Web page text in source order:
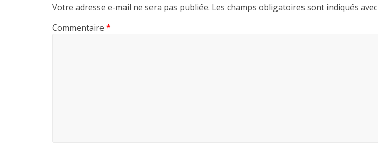
Votre adresse e-mail ne sera pas publiée. Les champs obligatoires sont indiqués avec
Commentaire *